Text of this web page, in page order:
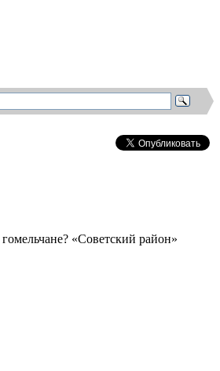
«Советский район»